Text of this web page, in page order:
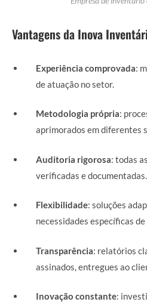
Vantagens da Inova
Experiência comprovada:
de atuação no setor.
Metodologia própria:
aprimorados em diferentes
Auditoria rigorosa: todas
verificadas e documentadas.
Flexibilidade: soluções
necessidades específicas
Transparência: relatórios
assinados, entregues ao
Inovação constante: